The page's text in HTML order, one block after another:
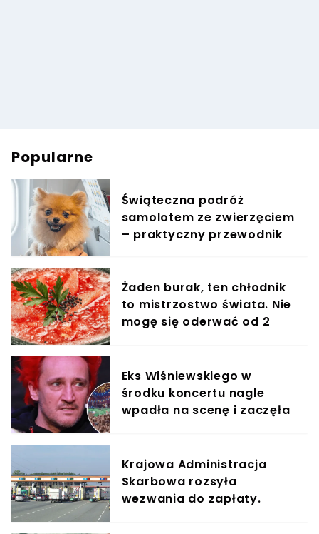
Popularne
Świąteczna podróż
samolotem ze zwierzęciem
– praktyczny przewodnik
Żaden burak, ten chłodnik
to mistrzostwo świata. Nie
mogę się oderwać od 2
Eks Wiśniewskiego w
środku koncertu nagle
wpadła na scenę i zaczęła
Krajowa Administracja
Skarbowa rozsyła
wezwania do zapłaty.